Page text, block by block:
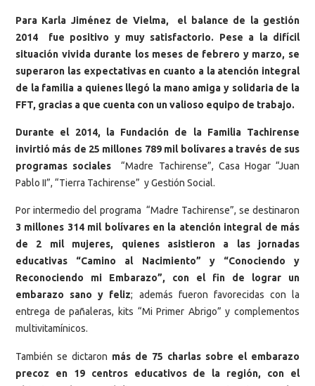
Para Karla Jiménez de Vielma, el balance de la gestión
2014 fue positivo y muy satisfactorio. Pese a la difícil
situación vivida durante los meses de febrero y marzo, se
superaron las expectativas en cuanto a la atención integral
de la familia a quienes llegó la mano amiga y solidaria de la
FFT, gracias a que cuenta con un valioso equipo de trabajo.
Durante el 2014, la Fundación de la Familia Tachirense
invirtió más de 25 millones 789 mil bolívares a través de sus
programas sociales “Madre Tachirense”, Casa Hogar “Juan
Pablo II”, “Tierra Tachirense” y Gestión Social.
Por intermedio del programa “Madre Tachirense”, se destinaron
3 millones 314 mil bolívares en la atención integral de más
de 2 mil mujeres, quienes asistieron a las jornadas
educativas “Camino al Nacimiento” y “Conociendo y
Reconociendo mi Embarazo”, con el fin de lograr un
embarazo sano y feliz; además fueron favorecidas con la
entrega de pañaleras, kits “Mi Primer Abrigo” y complementos
multivitamínicos.
También se dictaron más de 75 charlas sobre el embarazo
precoz en 19 centros educativos de la región, con el